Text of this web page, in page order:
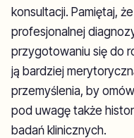
konsultacji. Pamiętaj,
profesjonalnej
przygotowaniu się do
ją bardziej
przemyślenia, by
pod uwagę także
badań klinicznych.